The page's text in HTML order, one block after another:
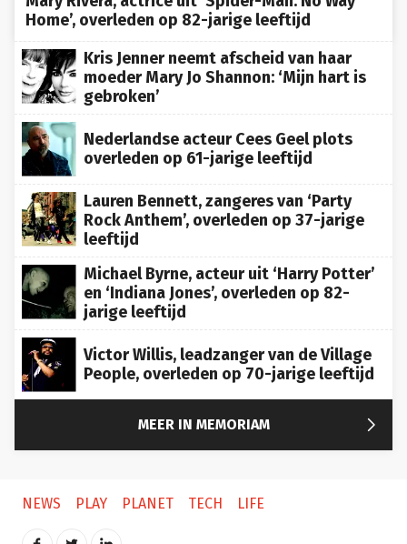
Home’, overleden op 82-jarige leeftijd
Kris Jenner neemt afscheid van haar
moeder Mary Jo Shannon: ‘Mijn hart is
gebroken’
Nederlandse acteur Cees Geel plots
overleden op 61-jarige leeftijd
Lauren Bennett, zangeres van ‘Party
Rock Anthem’, overleden op 37-jarige
leeftijd
Michael Byrne, acteur uit ‘Harry Potter’
en ‘Indiana Jones’, overleden op 82-
jarige leeftijd
Victor Willis, leadzanger van de Village
People, overleden op 70-jarige leeftijd
MEER IN MEMORIAM 
NEWS PLAY PLANET TECH LIFE